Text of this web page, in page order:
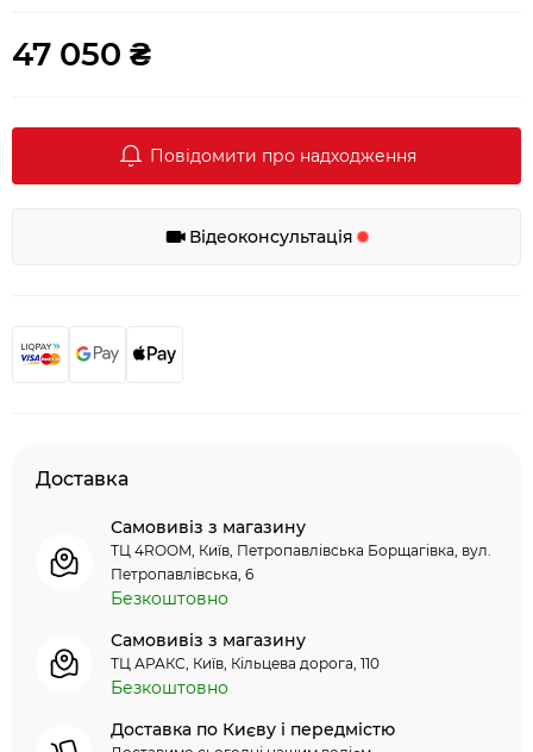
47 050 ₴
Повідомити про надходження
Відеоконсультація
Доставка
Самовивіз з магазину
ТЦ 4ROOM, Київ, Петропавлівська Борщагівка, вул.
Петропавлівська, 6
Безкоштовно
Самовивіз з магазину
ТЦ АРАКС, Київ, Кільцева дорога, 110
Безкоштовно
Доставка по Києву і передмістю